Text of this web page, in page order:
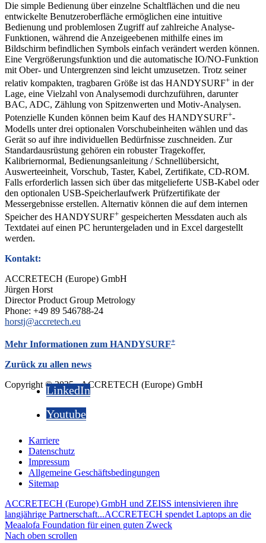
Die simple Bedienung über einzelne Schaltflächen und die neu
entwickelte Benutzeroberfläche ermöglichen eine intuitive
Bedienung und problemlosen Zugriff auf zahlreiche Analyse-
Funktionen, während die Anzeigeebenen mithilfe eines im
Bildschirm befindlichen Symbols einfach verändert werden können.
Eine Vergrößerungsfunktion und die automatische IO/NO-Funktion
mit Ober- und Untergrenzen sind leicht umzusetzen. Trotz seiner
relativ kompakten, tragbaren Größe ist das HANDYSURF+ in der
Lage, eine Vielzahl von Analysemodi durchzuführen, darunter
BAC, ADC, Zählung von Spitzenwerten und Motiv-Analysen.
Potenzielle Kunden können beim Kauf des HANDYSURF+-
Modells unter drei optionalen Vorschubeinheiten wählen und das
Gerät so auf ihre individuellen Bedürfnisse zuschneiden. Zur
Standardausrüstung gehören ein robuster Tragekoffer,
Kalibriernormal, Bedienungsanleitung / Schnellübersicht,
Auswerteeinheit, Vorschub, Taster, Kabel, Zertifikate, CD-ROM.
Falls erforderlich lassen sich über das mitgelieferte USB-Kabel oder
den optionalen USB-Speicherlaufwerk Prüfzertifikate der
Messergebnisse erstellen. Alternativ können die auf dem internen
Speicher des HANDYSURF+ gespeicherten Messdaten auch als
Textdatei auf einen PC heruntergeladen und in Excel dargestellt
werden.
Kontakt:
ACCRETECH (Europe) GmbH
Jürgen Horst
Director Product Group Metrology
Phone: +49 89 546788-24
horstj@accretech.eu
Mehr Informationen zum HANDYSURF+
Zurück zu allen news
Copyright © 2025 - ACCRETECH (Europe) GmbH
LinkedIn
Youtube
Karriere
Datenschutz
Impressum
Allgemeine Geschäftsbedingungen
Sitemap
ACCRETECH (Europe) GmbH und ZEISS intensivieren ihre
langjährige Partnerschaft...ACCRETECH spendet Laptops an die
Meaalofa Foundation für einen guten Zweck
Nach oben scrollen